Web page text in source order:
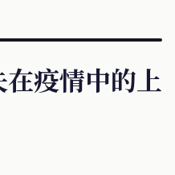
疫情中的上